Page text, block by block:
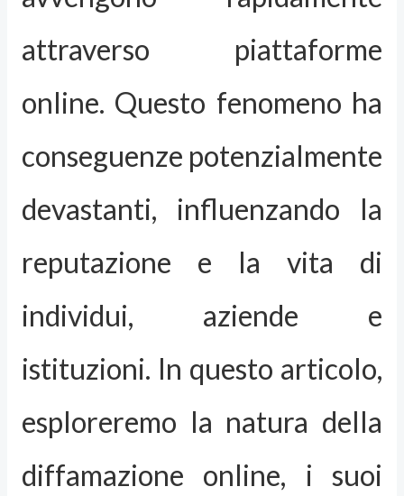
attraverso piattaforme
online. Questo fenomeno ha
conseguenze potenzialmente
devastanti, influenzando la
reputazione e la vita di
individui, aziende e
istituzioni. In questo articolo,
esploreremo la natura della
diffamazione online, i suoi